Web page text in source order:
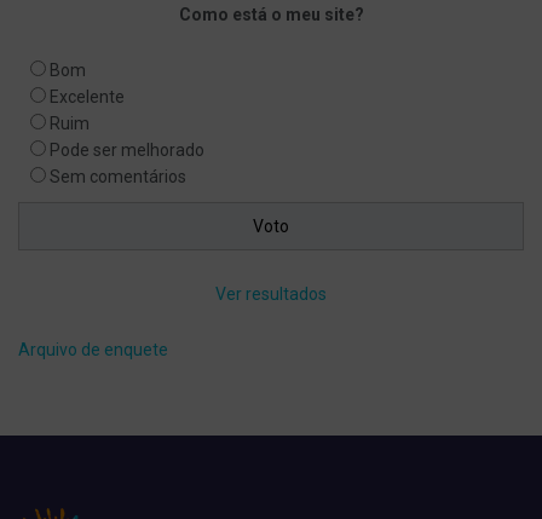
Como está o meu site?
Bom
Excelente
Ruim
Pode ser melhorado
Sem comentários
Ver resultados
Arquivo de enquete